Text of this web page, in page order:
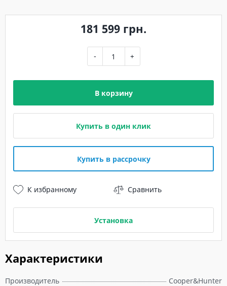
Характеристики
Производитель
Cooper&Hunter
181 599 грн.
- +
В корзину
Купить в один клик
Купить в рассрочку
К избранному Сравнить
Установка